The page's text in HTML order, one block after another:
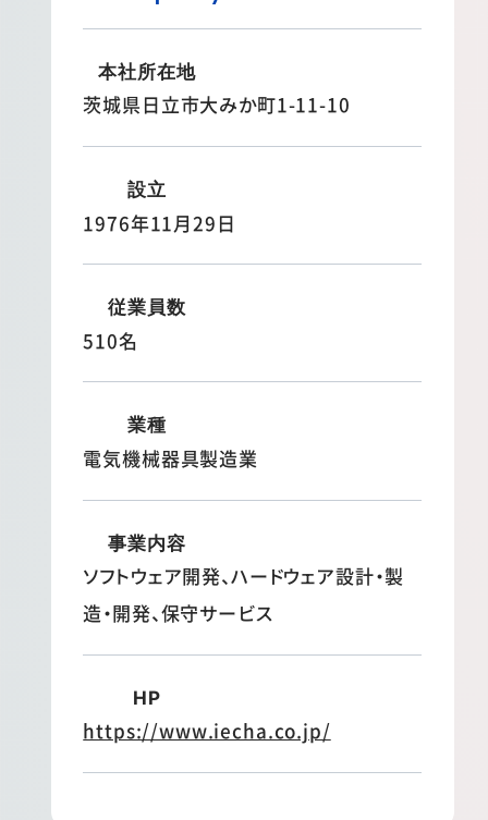
本社所在地
茨城県日立市大みか町1-11-10
設立
1976年11月29日
従業員数
510名
業種
電気機械器具製造業
事業内容
ソフトウェア開発、ハードウェア設計・製
造・開発、保守サービス
HP
https://www.iecha.co.jp/